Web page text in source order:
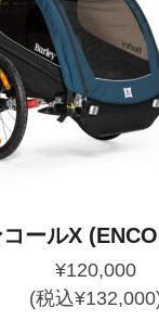
コールX
¥120,000
(税込¥132,000